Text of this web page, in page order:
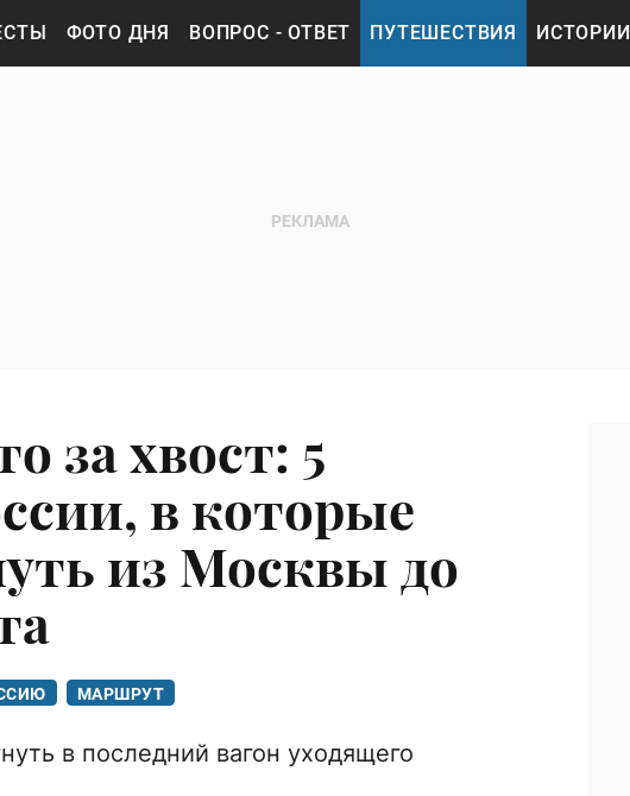
ФОТО ДНЯ ВОПРОС - ОТВЕТ ПУТЕШЕСТВИЯ ИСТОРИИ
за хвост: 5
в которые
из Москвы до
МАРШРУТ
в последний вагон уходящего